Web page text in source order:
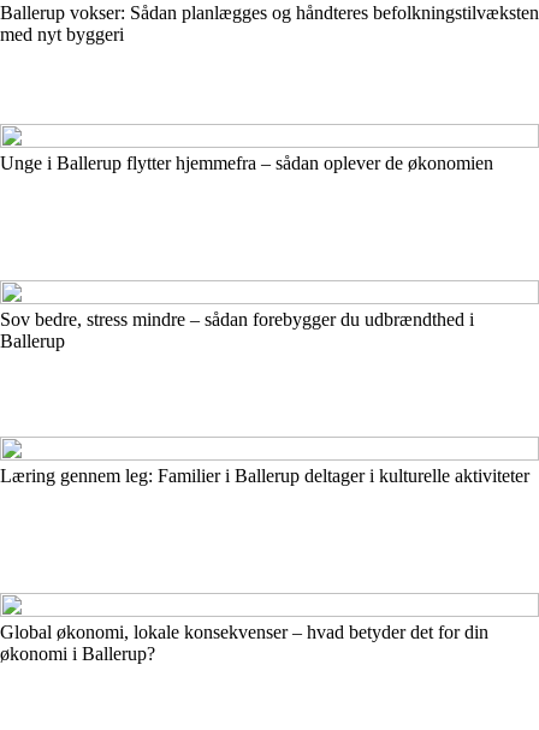
Ballerup vokser: Sådan planlægges og håndteres befolkningstilvæksten
med nyt byggeri
Unge i Ballerup flytter hjemmefra – sådan oplever de økonomien
Sov bedre, stress mindre – sådan forebygger du udbrændthed i
Ballerup
Læring gennem leg: Familier i Ballerup deltager i kulturelle aktiviteter
Global økonomi, lokale konsekvenser – hvad betyder det for din
økonomi i Ballerup?